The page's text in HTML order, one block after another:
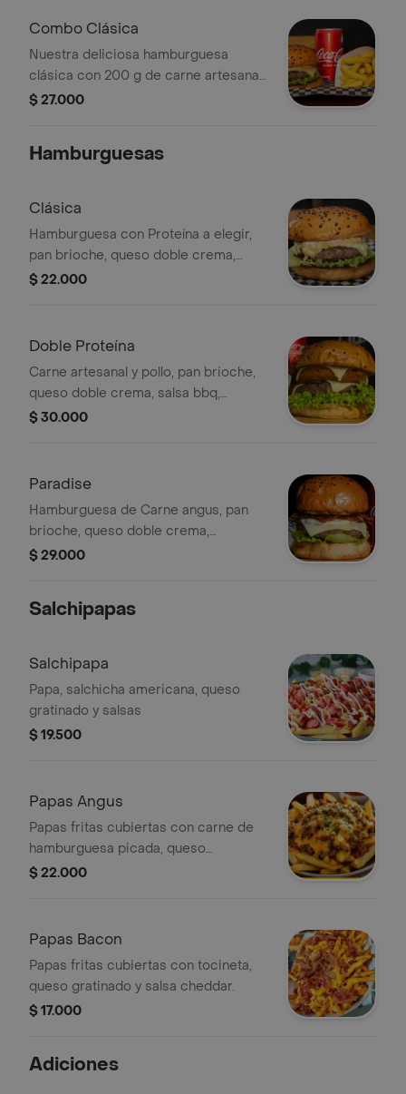
festín que mereces.
Combo Clásica
Nuestra deliciosa hamburguesa
clásica con 200 g de carne artesanal,
deliciosas papas fritas y refrescante
$ 27.000
Hamburguesas
Clásica
Hamburguesa con Proteína a elegir,
pan brioche, queso doble crema,
salsa de la casa, lechuga y tomate.
$ 22.000
Doble Proteína
Carne artesanal y pollo, pan brioche,
queso doble crema, salsa bbq,
lechuga y tomate
$ 30.000
Paradise
Hamburguesa de Carne angus, pan
brioche, queso doble crema,
mermelada de maracuyá, queso
$ 29.000
Salchipapas
Salchipapa
Papa, salchicha americana, queso
gratinado y salsas
$ 19.500
Papas Angus
Papas fritas cubiertas con carne de
hamburguesa picada, queso
gratinado y salsas.
$ 22.000
Papas Bacon
Papas fritas cubiertas con tocineta,
queso gratinado y salsa cheddar.
$ 17.000
Adiciones